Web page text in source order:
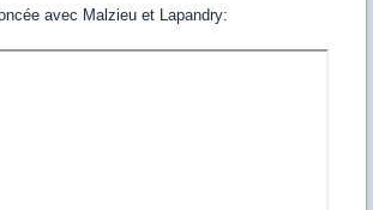
avec Malzieu et Lapandry: